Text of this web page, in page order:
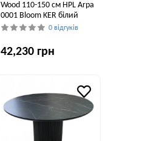
Wood 110-150 см HPL Arpa
0001 Bloom KER білий
0 відгуків
42,230 грн